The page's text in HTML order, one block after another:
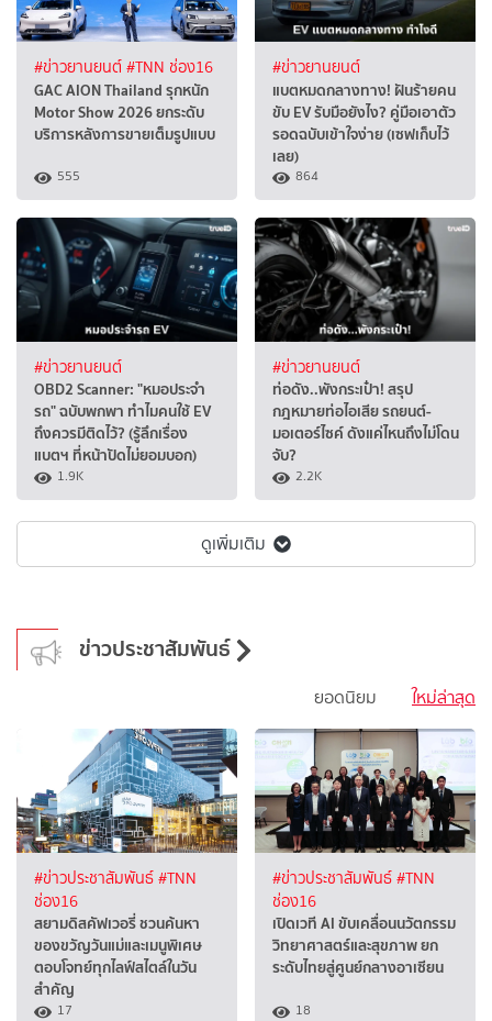
#ข่าวยานยนต์#TNN ช่อง16
GAC AION Thailand รุกหนัก
Motor Show 2026 ยกระดับ
บริการหลังการขายเต็มรูปแบบ
555
#ข่าวยานยนต์
แบตหมดกลางทาง! ฝันร้ายคน
ขับ EV รับมือยังไง? คู่มือเอาตัว
รอดฉบับเข้าใจง่าย (เซฟเก็บไว้
เลย)
864
#ข่าวยานยนต์
OBD2 Scanner: "หมอประจำ
รถ" ฉบับพกพา ทำไมคนใช้ EV
ถึงควรมีติดไว้? (รู้ลึกเรื่อง
แบตฯ ที่หน้าปัดไม่ยอมบอก)
1.9K
#ข่าวยานยนต์
ท่อดัง..พังกระเป๋า! สรุป
กฎหมายท่อไอเสีย รถยนต์-
มอเตอร์ไซค์ ดังแค่ไหนถึงไม่โดน
จับ?
2.2K
ดูเพิ่มเติม
ข่าวประชาสัมพันธ์
ใหม่ล่าสุด
ยอดนิยม
#ข่าวประชาสัมพันธ์#TNN
ช่อง16
สยามดิสคัฟเวอรี่ ชวนค้นหา
ของขวัญวันแม่และเมนูพิเศษ
ตอบโจทย์ทุกไลฟ์สไตล์ในวัน
สำคัญ
17
#ข่าวประชาสัมพันธ์#TNN
ช่อง16
เปิดเวที AI ขับเคลื่อนนวัตกรรม
วิทยาศาสตร์และสุขภาพ ยก
ระดับไทยสู่ศูนย์กลางอาเซียน
18